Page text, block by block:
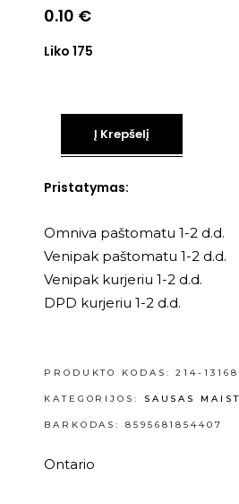
0.10 €
Liko 175
Į Krepšelį
Pristatymas:
Omniva paštomatu 1-2 d.d.
Venipak paštomatu 1-2 d.d.
Venipak kurjeriu 1-2 d.d.
DPD kurjeriu 1-2 d.d.
PRODUKTO KODAS:214-13168
KATEGORIJOS: SAUSAS
BARKODAS: 8595681854407
Ontario